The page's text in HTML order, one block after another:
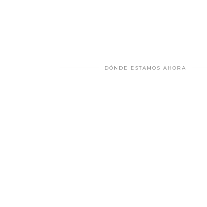
DÓNDE ESTAMOS AHORA